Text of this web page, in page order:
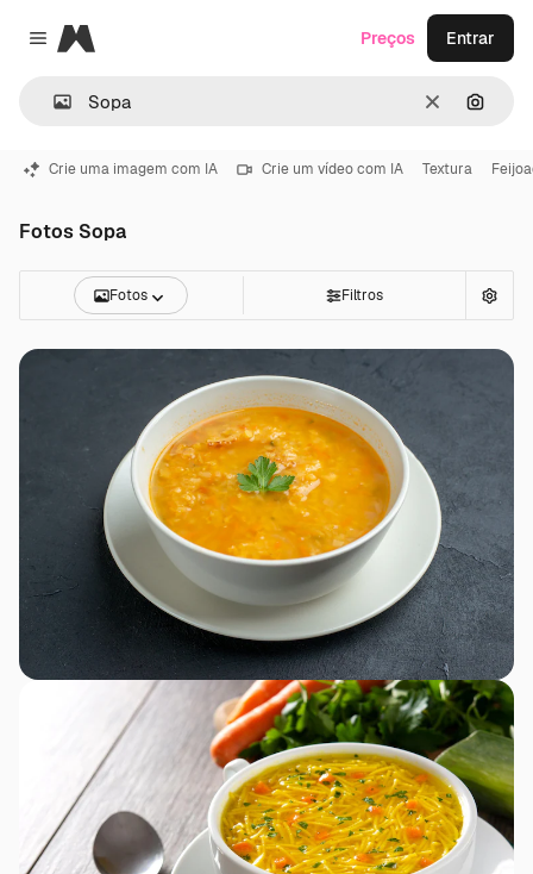
Close menu
Magnific
Limpar
Preços Entrar
Crie uma imagem com IA Crie um vídeo com IA Textura
Fotos Sopa
Fotos Filtros